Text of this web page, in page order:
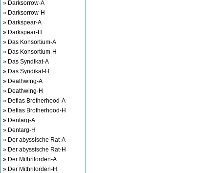
» Darksorrow-A
» Darksorrow-H
» Darkspear-A
» Darkspear-H
» Das Konsortium-A
» Das Konsortium-H
» Das Syndikat-A
» Das Syndikat-H
» Deathwing-A
» Deathwing-H
» Defias Brotherhood-A
» Defias Brotherhood-H
» Dentarg-A
» Dentarg-H
» Der abyssische Rat-A
» Der abyssische Rat-H
» Der Mithrilorden-A
» Der Mithrilorden-H